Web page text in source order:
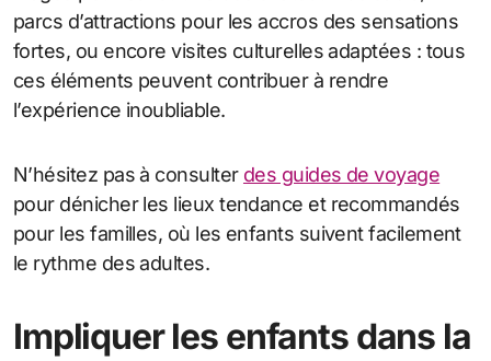
parcs d’attractions pour les accros des sensations
fortes, ou encore visites culturelles adaptées : tous
ces éléments peuvent contribuer à rendre
l’expérience inoubliable.
N’hésitez pas à consulter des guides de voyage
pour dénicher les lieux tendance et recommandés
pour les familles, où les enfants suivent facilement
le rythme des adultes.
Impliquer les enfants dans la